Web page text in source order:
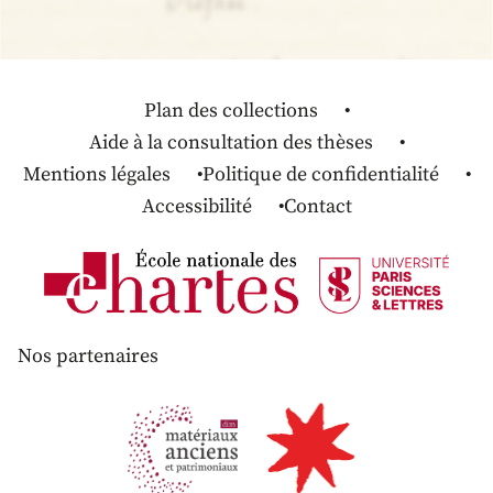
Plan des collections
Aide à la consultation des thèses
Mentions légales
Politique de confidentialité
Accessibilité
Contact
Nos partenaires